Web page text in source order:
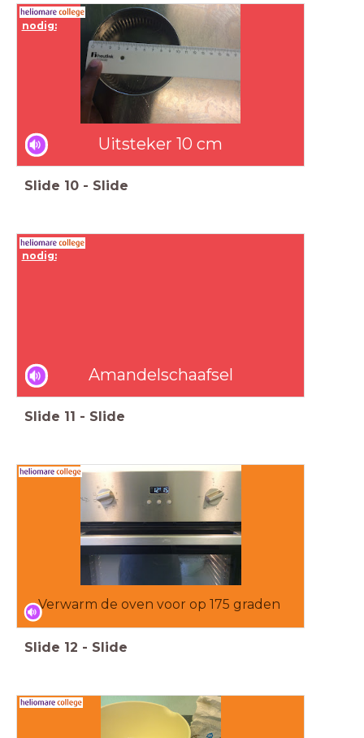
Uitsteker 10 cm
nodig:
Slide 10 - Slide
Amandelschaafsel
nodig:
Slide 11 - Slide
Verwarm de oven voor op 175 graden
Slide 12 - Slide